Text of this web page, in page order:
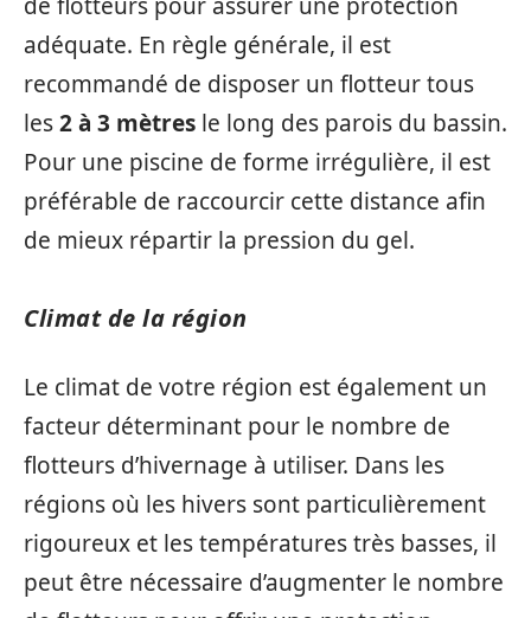
adéquate. En règle générale, il est
recommandé de disposer un flotteur tous
les2 à 3 mètres le long des parois du bassin.
Pour une piscine de forme irrégulière, il est
préférable de raccourcir cette distance afin
de mieux répartir la pression du gel.
Climat de la région
Le climat de votre région est également un
facteur déterminant pour le nombre de
flotteurs d’hivernage à utiliser. Dans les
régions où les hivers sont particulièrement
rigoureux et les températures très basses, il
peut être nécessaire d’augmenter le nombre